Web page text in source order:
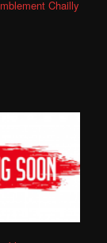
Chailly